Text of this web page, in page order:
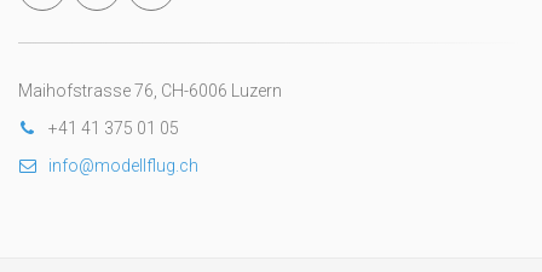
Maihofstrasse 76, CH-6006 Luzern
+41 41 375 01 05
info@modellflug.ch